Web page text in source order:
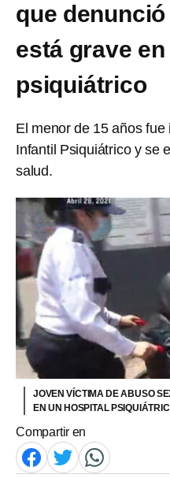
que
está grave
psiquiátrico
El menor de 15 años fue
Infantil Psiquiátrico y se
salud.
JOVEN VÍCTIMA DE ABUSO
EN UN HOSPITAL
Compartir en